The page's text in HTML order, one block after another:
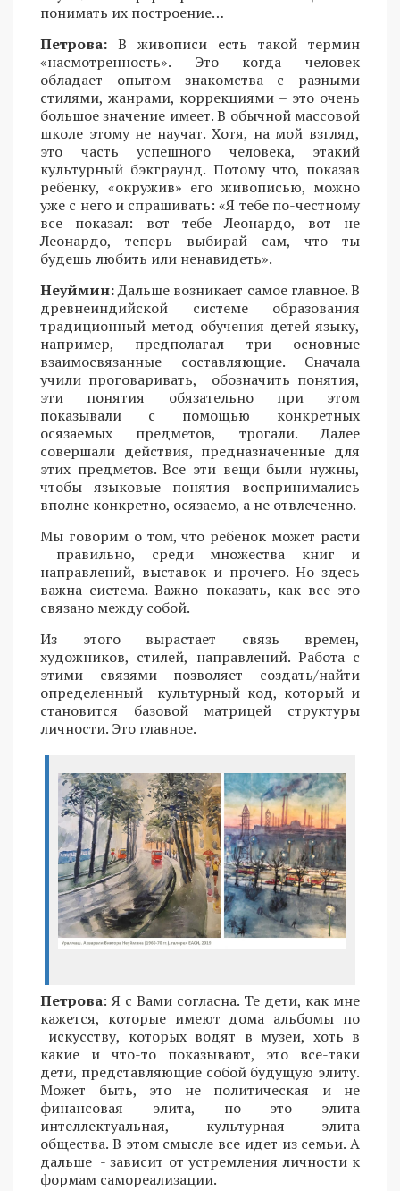
понимать их построение…
Петрова: В живописи есть такой термин
«насмотренность». Это когда человек
обладает опытом знакомства с разными
стилями, жанрами, коррекциями – это очень
большое значение имеет. В обычной массовой
школе этому не научат. Хотя, на мой взгляд,
это часть успешного человека, этакий
культурный бэкграунд. Потому что, показав
ребенку, «окружив» его живописью, можно
уже с него и спрашивать: «Я тебе по-честному
все показал: вот тебе Леонардо, вот не
Леонардо, теперь выбирай сам, что ты
будешь любить или ненавидеть».
Неуймин:Дальше возникает самое главное. В
древнеиндийской системе образования
традиционный метод обучения детей языку,
например, предполагал три основные
взаимосвязанные составляющие. Сначала
учили проговаривать, обозначить понятия,
эти понятия обязательно при этом
показывали с помощью конкретных
осязаемых предметов, трогали. Далее
совершали действия, предназначенные для
этих предметов. Все эти вещи были нужны,
чтобы языковые понятия воспринимались
вполне конкретно, осязаемо, а не отвлеченно.
Мы говорим о том, что ребенок может расти
правильно, среди множества книг и
направлений, выставок и прочего. Но здесь
важна система. Важно показать, как все это
связано между собой.
Из этого вырастает связь времен,
художников, стилей, направлений. Работа с
этими связями позволяет создать/найти
определенный культурный код, который и
становится базовой матрицей структуры
личности. Это главное.
Петрова: Я с Вами согласна. Те дети, как мне
кажется, которые имеют дома альбомы по
искусству, которых водят в музеи, хоть в
какие и что-то показывают, это все-таки
дети, представляющие собой будущую элиту.
Может быть, это не политическая и не
финансовая элита, но это элита
интеллектуальная, культурная элита
общества. В этом смысле все идет из семьи. А
дальше - зависит от устремления личности к
формам самореализации.